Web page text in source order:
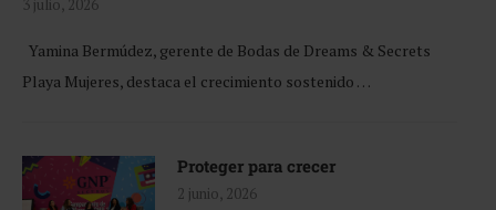
3 julio, 2026
Yamina Bermúdez, gerente de Bodas de Dreams & Secrets
Playa Mujeres, destaca el crecimiento sostenido …
Proteger para crecer
2 junio, 2026